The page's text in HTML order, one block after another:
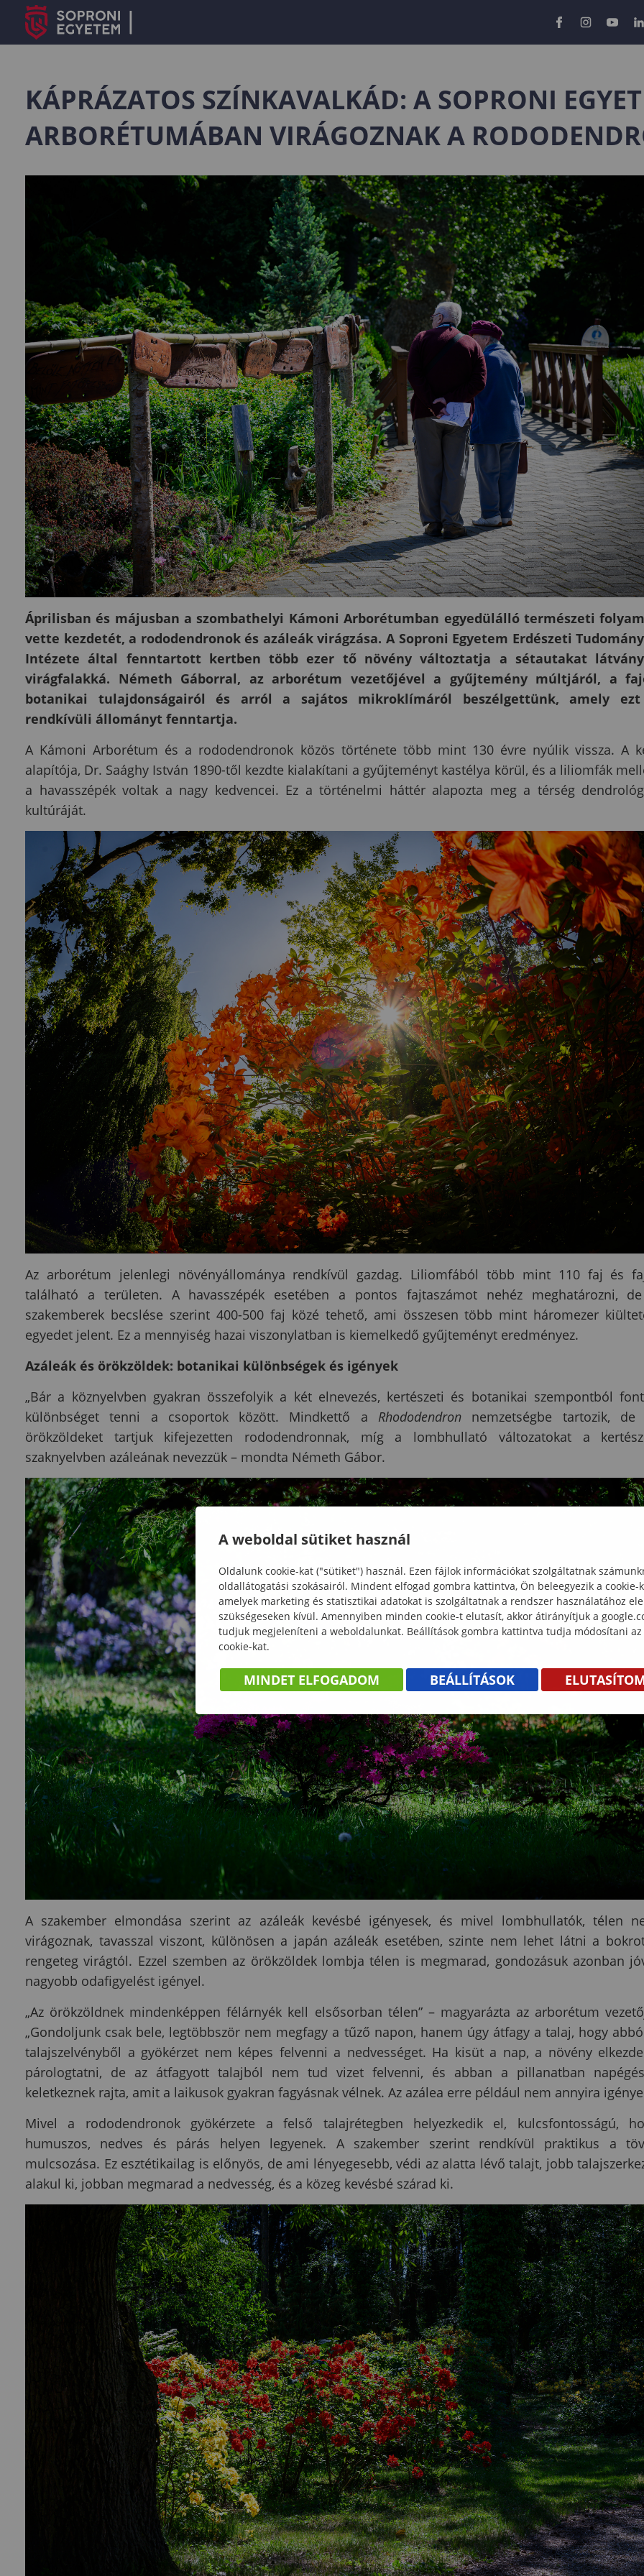
KÁPRÁZATOS SZÍNKAVALKÁD: A SOPRONI
ARBORÉTUMÁBAN VIRÁGOZNAK A
Áprilisban és májusban a szombathelyi Kámoni Arborétumban egyedülálló természeti
vette kezdetét, a rododendronok és azáleák virágzása. A Soproni Egyetem Erdészeti
Intézete által fenntartott kertben több ezer tő növény változtatja a sétautakat
virágfalakká. Németh Gáborral, az arborétum vezetőjével a gyűjtemény múltjáról, a
botanikai tulajdonságairól és arról a sajátos mikroklímáról beszélgettünk, amely
rendkívüli állományt fenntartja.
A Kámoni Arborétum és a rododendronok közös története több mint 130 évre nyúlik vissza. A
alapítója, Dr. Saághy István 1890-től kezdte kialakítani a gyűjteményt kastélya körül, és a liliomfák
a havasszépék voltak a nagy kedvencei. Ez a történelmi háttér alapozta meg a térség
kultúráját.
Az arborétum jelenlegi növényállománya rendkívül gazdag. Liliomfából több mint 110 faj és
található a területen. A havasszépék esetében a pontos fajtaszámot nehéz meghatározni,
szakemberek becslése szerint 400-500 faj közé tehető, ami összesen több mint háromezer
egyedet jelent. Ez a mennyiség hazai viszonylatban is kiemelkedő gyűjteményt eredményez.
Azáleák és örökzöldek: botanikai különbségek és igények
„Bár a köznyelvben gyakran összefolyik a két elnevezés, kertészeti és botanikai szempontból
különbséget tenni a csoportok között. Mindkettő a Rhododendron nemzetségbe tartozik, de
örökzöldeket tartjuk kifejezetten rododendronnak, míg a lombhullató változatokat a
szaknyelvben azáleának nevezzük – mondta Németh Gábor.
A szakember elmondása szerint az azáleák kevésbé igényesek, és mivel lombhullatók, télen
virágoznak, tavasszal viszont, különösen a japán azáleák esetében, szinte nem lehet látni a
rengeteg virágtól. Ezzel szemben az örökzöldek lombja télen is megmarad, gondozásuk azonban
nagyobb odafigyelést igényel.
„Az örökzöldnek mindenképpen félárnyék kell elsősorban télen” – magyarázta az arborétum
„Gondoljunk csak bele, legtöbbször nem megfagy a tűző napon, hanem úgy átfagy a talaj, hogy
talajszelvényből a gyökérzet nem képes felvenni a nedvességet. Ha kisüt a nap, a növény
párologtatni, de az átfagyott talajból nem tud vizet felvenni, és abban a pillanatban
keletkeznek rajta, amit a laikusok gyakran fagyásnak vélnek. Az azálea erre például nem annyira
Mivel a rododendronok gyökérzete a felső talajrétegben helyezkedik el, kulcsfontosságú,
humuszos, nedves és párás helyen legyenek. A szakember szerint rendkívül praktikus a
mulcsozása. Ez esztétikailag is előnyös, de ami lényegesebb, védi az alatta lévő talajt, jobb
alakul ki, jobban megmarad a nedvesség, és a közeg kevésbé szárad ki.
A weboldal sütiket használ
Oldalunk cookie-kat ("sütiket") használ. Ezen fájlok információkat szolgáltatnak
oldallátogatási szokásairól. Mindent elfogad gombra kattintva, Ön beleegyezik a cookie-
amelyek marketing és statisztikai adatokat is szolgáltatnak a rendszer használatához
szükségeseken kívül. Amennyiben minden cookie-t elutasít, akkor átirányítjuk a
tudjuk megjeleníteni a weboldalunkat. Beállítások gombra kattintva tudja módosítani
cookie-kat.
MINDET ELFOGADOM BEÁLLÍTÁSOK